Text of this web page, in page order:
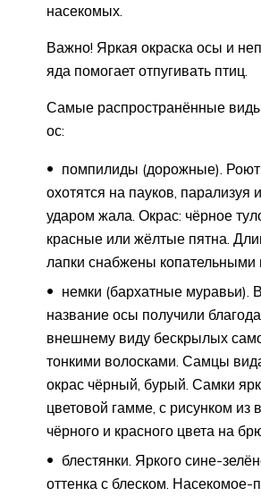
насекомых.
Важно! Яркая окраска осы и
яда помогает отпугивать птиц.
Самые распространённые
ос:
помпилиды (дорожные). Роют
охотятся на пауков, парализуя
ударом жала. Окрас: чёрное
красные или жёлтые пятна.
лапки снабжены копательными
немки (бархатные муравьи).
название осы получили
внешнему виду бескрылых
тонкими волосками. Самцы
окрас чёрный, бурый. Самки
цветовой гамме, с рисунком из
чёрного и красного цвета на
блестянки. Яркого сине-
оттенка с блеском. Насекомое-